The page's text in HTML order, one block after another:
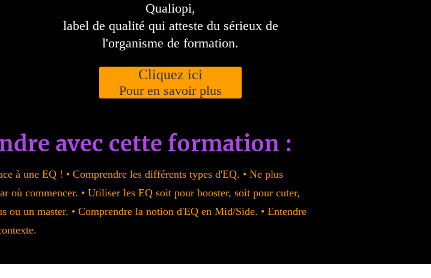
Qualiopi,
label de qualité qui atteste du sérieux de
l'organisme de formation.
Cliquez ici
Pour en savoir plus
avec cette formation :
à une EQ ! • Comprendre les différents types d'EQ. • Ne plus
où commencer. • Utiliser les EQ soit pour booster, soit pour cuter,
ou un master. • Comprendre la notion d'EQ en Mid/Side. • Entendre